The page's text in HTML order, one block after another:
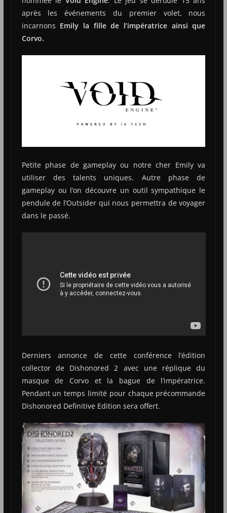
après les événements du premier volet, nous
incarnons Emily la fille de l’impératrice ainsi que
Corvo.
Petite phase de gameplay ou notre cher Emily va
utiliser des talents uniques. Autre phase de
gameplay ou l’on découvre un outil sympathique le
pendule de l’Outsider qui nous permettra de voyager
dans le passé.
Derniers annonce de cette conférence l’édition
collector de Dishonored 2 avec une réplique du
masque de Corvo et la bague de l’impératrice.
Pendant un temps limité pour chaque précommande
Dishonored Definitive Edition sera offert.